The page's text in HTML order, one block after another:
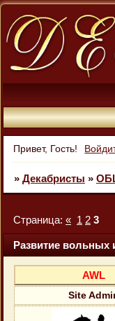
Привет, Гость!
» Декабристы »
Развитие вольных
Страница: « 1 2 3
AWL
Site